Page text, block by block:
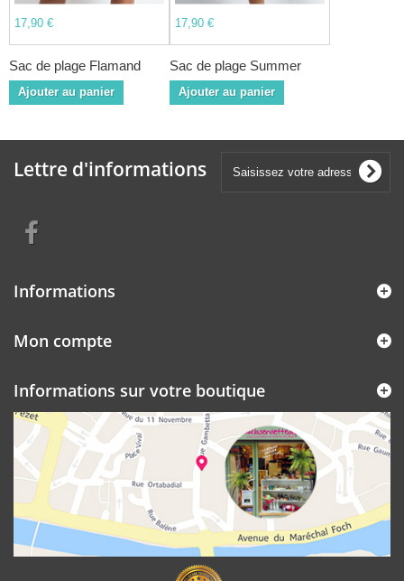
17,90 €
Sac de plage Flamand
Ajouter au panier
17,90 €
Sac de plage Summer
Ajouter au panier
Lettre d'informations
Informations
Mon compte
Informations sur votre boutique